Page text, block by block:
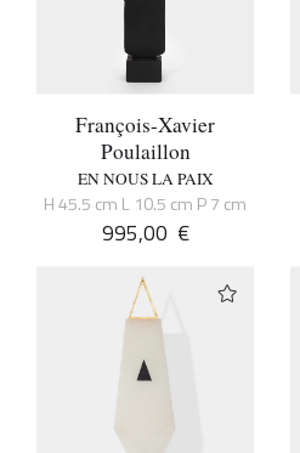
François-Xavier
Poulaillon
EN NOUS LA PAIX
H 45.5 cm L 10.5 cm P 7 cm
995,00 €